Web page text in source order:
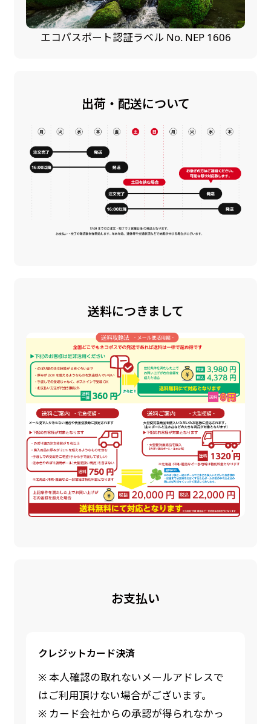
エコパスポート認証ラベル No. NEP 1606
出荷・配送について
送料につきまして
お支払い
クレジットカード決済
※ 本人確認の取れないメールアドレスで
はご利用頂けない場合がございます。
※ カード会社からの承認が得られなかっ